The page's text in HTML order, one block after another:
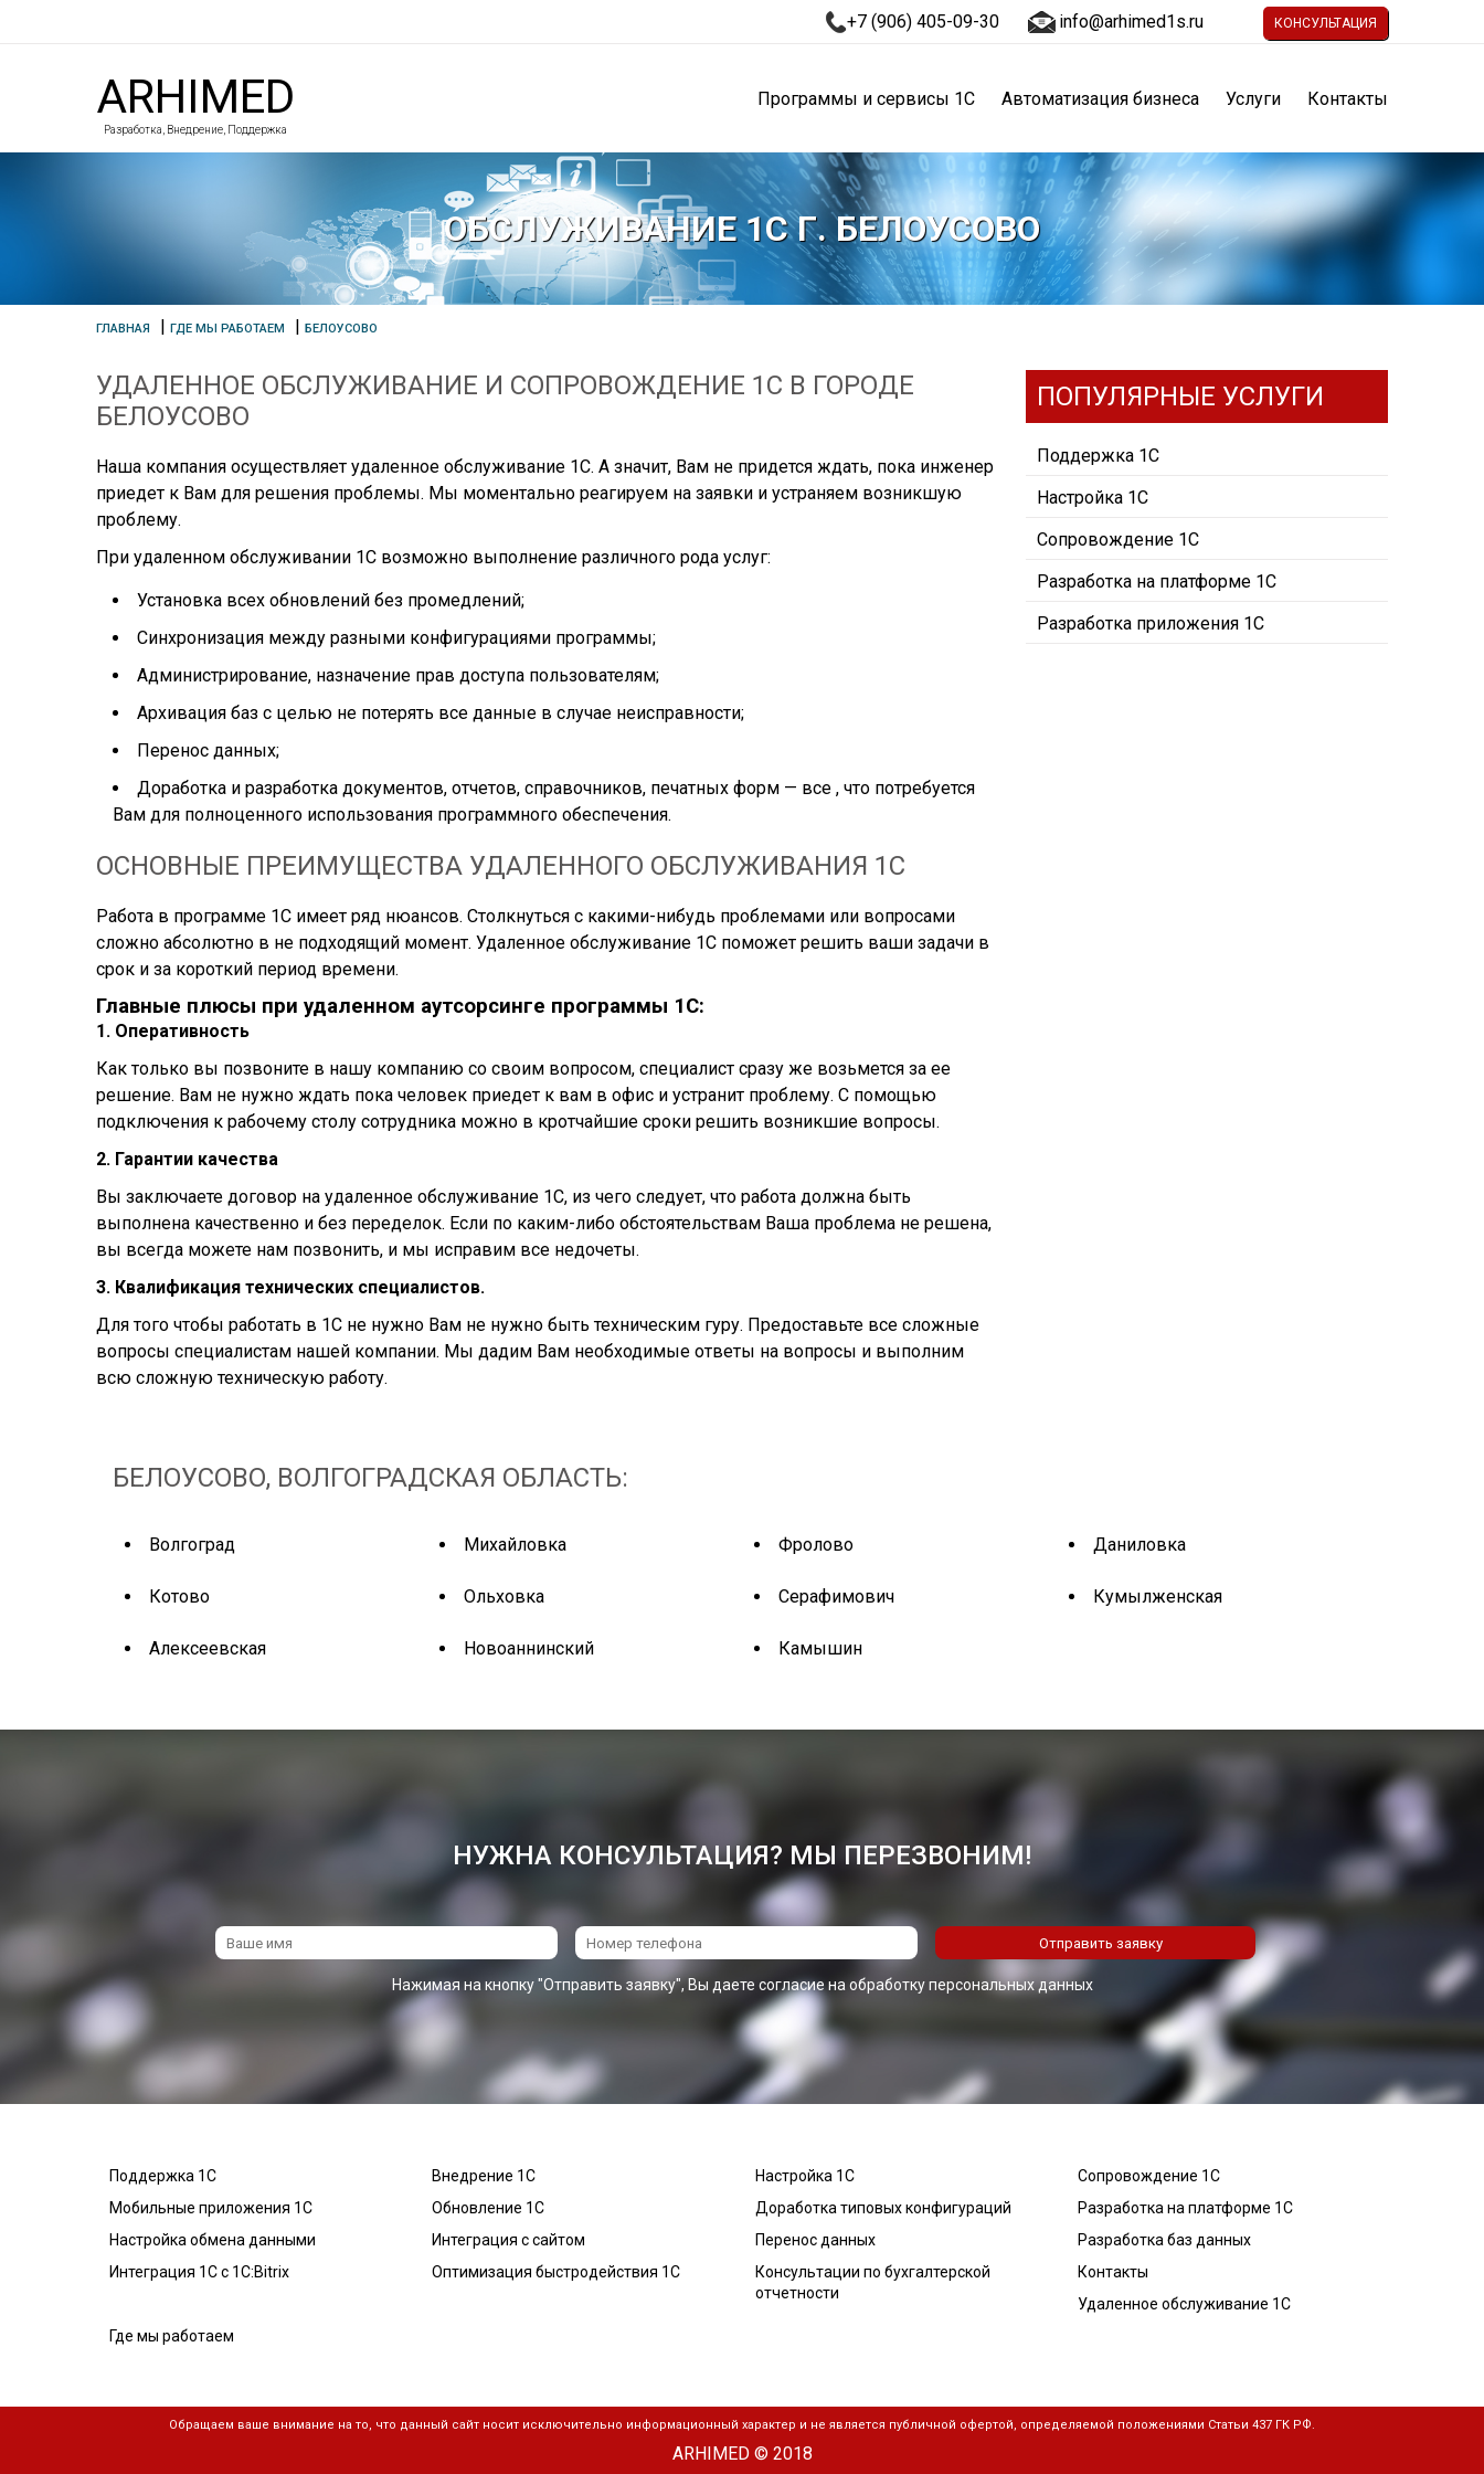
+7 (906) 405-09-30 info@arhimed1s.ru КОНСУЛЬТАЦИЯ
ARHIMED
Разработка, Внедрение, Поддержка
Программы и сервисы 1С Автоматизация бизнеса Услуги Контакты
ОБСЛУЖИВАНИЕ 1С Г. БЕЛОУСОВО
ГЛАВНАЯ | ГДЕ МЫ РАБОТАЕМ | БЕЛОУСОВО
УДАЛЕННОЕ ОБСЛУЖИВАНИЕ И СОПРОВОЖДЕНИЕ 1С В ГОРОДЕ
БЕЛОУСОВО
Наша компания осуществляет удаленное обслуживание 1С. А значит, Вам не придется ждать, пока инженер
приедет к Вам для решения проблемы. Мы моментально реагируем на заявки и устраняем возникшую
проблему.
При удаленном обслуживании 1С возможно выполнение различного рода услуг:
Установка всех обновлений без промедлений;
Синхронизация между разными конфигурациями программы;
Администрирование, назначение прав доступа пользователям;
Архивация баз с целью не потерять все данные в случае неисправности;
Перенос данных;
Доработка и разработка документов, отчетов, справочников, печатных форм — все , что потребуется
Вам для полноценного использования программного обеспечения.
ОСНОВНЫЕ ПРЕИМУЩЕСТВА УДАЛЕННОГО ОБСЛУЖИВАНИЯ 1С
Работа в программе 1С имеет ряд нюансов. Столкнуться с какими-нибудь проблемами или вопросами
сложно абсолютно в не подходящий момент. Удаленное обслуживание 1С поможет решить ваши задачи в
срок и за короткий период времени.
Главные плюсы при удаленном аутсорсинге программы 1С:
1. Оперативность
Как только вы позвоните в нашу компанию со своим вопросом, специалист сразу же возьмется за ее
решение. Вам не нужно ждать пока человек приедет к вам в офис и устранит проблему. С помощью
подключения к рабочему столу сотрудника можно в кротчайшие сроки решить возникшие вопросы.
2. Гарантии качества
Вы заключаете договор на удаленное обслуживание 1С, из чего следует, что работа должна быть
выполнена качественно и без переделок. Если по каким-либо обстоятельствам Ваша проблема не решена,
вы всегда можете нам позвонить, и мы исправим все недочеты.
3. Квалификация технических специалистов.
Для того чтобы работать в 1С не нужно Вам не нужно быть техническим гуру. Предоставьте все сложные
вопросы специалистам нашей компании. Мы дадим Вам необходимые ответы на вопросы и выполним
всю сложную техническую работу.
ПОПУЛЯРНЫЕ УСЛУГИ
Поддержка 1С
Настройка 1С
Сопровождение 1С
Разработка на платформе 1С
Разработка приложения 1С
БЕЛОУСОВО, ВОЛГОГРАДСКАЯ ОБЛАСТЬ:
Волгоград Михайловка Фролово Даниловка
Котово Ольховка Серафимович Кумылженская
Алексеевская Новоаннинский Камышин
НУЖНА КОНСУЛЬТАЦИЯ? МЫ ПЕРЕЗВОНИМ!
Нажимая на кнопку "Отправить заявку", Вы даете согласие на обработку персональных данных
Поддержка 1С Внедрение 1С Настройка 1С
Сопровождение 1С
Мобильные приложения 1С
Обновление 1С Доработка типовых конфигураций
Разработка на платформе 1С
Настройка обмена данными
Интеграция с сайтом Перенос данных
Разработка баз данных
Интеграция 1С с 1С:Bitrix
Оптимизация быстродействия 1С
Консультации по бухгалтерской
отчетности
Контакты
Удаленное обслуживание 1С
Где мы работаем
Обращаем ваше внимание на то, что данный сайт носит исключительно информационный характер и не является публичной офертой, определяемой положениями Статьи 437 ГК РФ.
ARHIMED © 2018